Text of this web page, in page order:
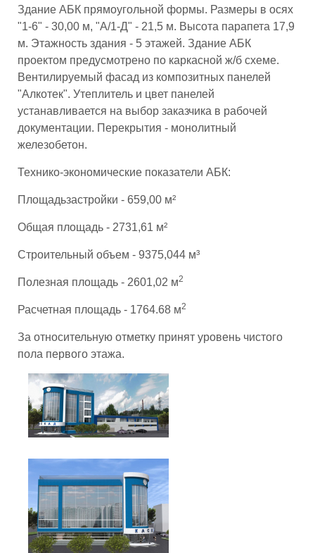
Здание АБК прямоугольной формы. Размеры в осях
"1-6" - 30,00 м, "А/1-Д" - 21,5 м. Высота парапета 17,9
м. Этажность здания - 5 этажей. Здание АБК
проектом предусмотрено по каркасной ж/б схеме.
Вентилируемый фасад из композитных панелей
"Алкотек". Утеплитель и цвет панелей
устанавливается на выбор заказчика в рабочей
документации. Перекрытия - монолитный
железобетон.
Технико-экономические показатели АБК:
Площадьзастройки - 659,00 м²
Общая площадь - 2731,61 м²
Строительный объем - 9375,044 м³
Полезная площадь - 2601,02 м2
Расчетная площадь - 1764.68 м2
За относительную отметку принят уровень чистого
пола первого этажа.